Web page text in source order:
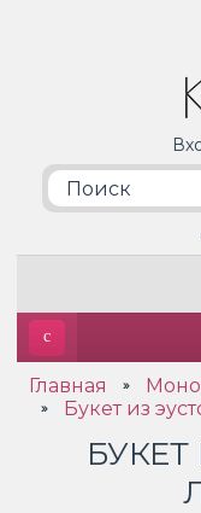
Главная »
» Букет из